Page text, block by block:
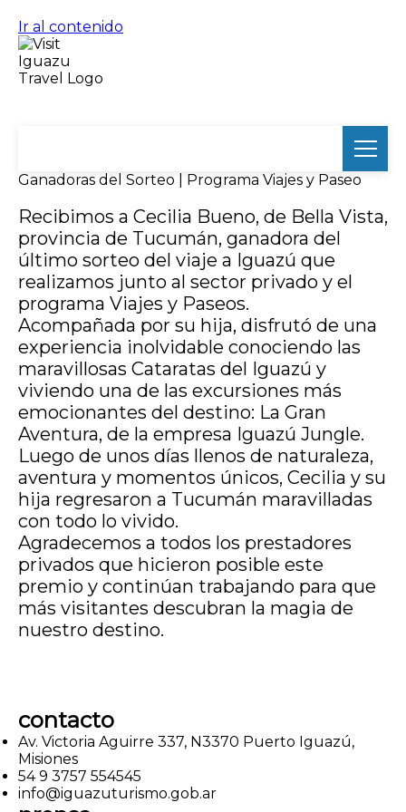
Ir al contenido
Ganadoras del Sorteo | Programa Viajes y Paseo
Recibimos a Cecilia Bueno, de Bella Vista,
provincia de Tucumán, ganadora del
último sorteo del viaje a Iguazú que
realizamos junto al sector privado y el
programa Viajes y Paseos.
Acompañada por su hija, disfrutó de una
experiencia inolvidable conociendo las
maravillosas Cataratas del Iguazú y
viviendo una de las excursiones más
emocionantes del destino: La Gran
Aventura, de la empresa Iguazú Jungle.
Luego de unos días llenos de naturaleza,
aventura y momentos únicos, Cecilia y su
hija regresaron a Tucumán maravilladas
con todo lo vivido.
Agradecemos a todos los prestadores
privados que hicieron posible este
premio y continúan trabajando para que
más visitantes descubran la magia de
nuestro destino.
contacto
Av. Victoria Aguirre 337, N3370 Puerto Iguazú,
Misiones
54 9 3757 554545
info@iguazuturismo.gob.ar